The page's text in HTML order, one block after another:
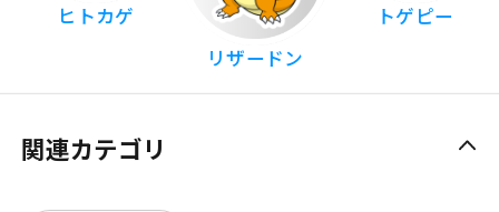
ヒトカゲ
リザードン
トゲピー
関連カテゴリ